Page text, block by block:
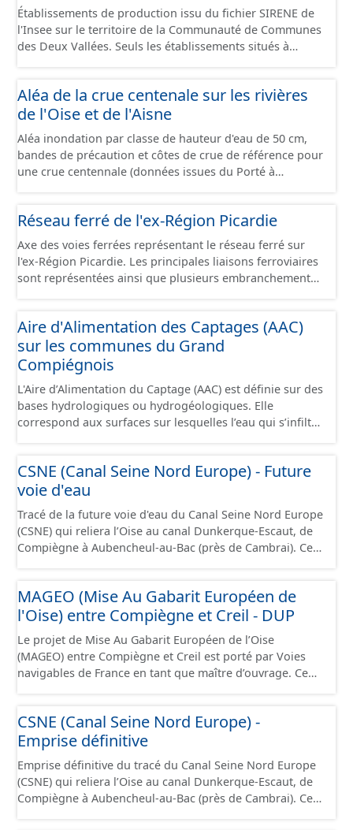
Établissements de production issu du fichier SIRENE de
l'Insee sur le territoire de la Communauté de Communes
des Deux Vallées. Seuls les établissements situés à
conformément aux prescriptions du standard CNIG Sites
Économiques. Ce lot ne contient pas la référence aux
delà des prescriptions du CNIG se limitant aux SCI.
Aléa de la crue centenale sur les rivières
de l'Oise et de l'Aisne
Aléa inondation par classe de hauteur d'eau de 50 cm,
bandes de précaution et côtes de crue de référence pour
une crue centennale (données issues du Porté à
Réseau ferré de l'ex-Région Picardie
Axe des voies ferrées représentant le réseau ferré sur
l'ex-Région Picardie. Les principales liaisons ferroviaires
sont représentées ainsi que plusieurs embranchements
sont désaffectées mais sont toujours physiquement
présentes sur le terrain.
Aire d'Alimentation des Captages (AAC)
sur les communes du Grand
Compiégnois
L'Aire d’Alimentation du Captage (AAC) est définie sur des
bases hydrologiques ou hydrogéologiques. Elle
correspond aux surfaces sur lesquelles l’eau qui s’infiltre
correspond : - pour un ouvrage de prélèvement destiné
à l'eau potable en eau superficielle : au sous-bassin
éventuellement complété par la surface concernée par
l'apport d'eau souterraine externe à ce bassin versant
(ex: nappe de socle ou nappe d'accompagnement des
à l'eau potable en eau souterraine : au bassin
d’alimentation du ou des points d'eau (lieu des points de
la surface du sol qui contribuent à l’alimentation du
captage). Les notions d’« aire d’alimentation » et de «
bassin d’alimentation » de captages (AAC, BAC) sont ici
considérées comme synonymes. Ce jeu de données
des Hospices.
CSNE (Canal Seine Nord Europe) - Future
voie d'eau
Tracé de la future voie d'eau du Canal Seine Nord Europe
(CSNE) qui reliera l’Oise au canal Dunkerque-Escaut, de
Compiègne à Aubencheul-au-Bac (près de Cambrai). Ce
jusque 11,40 mètres de large, pouvant contenir 4 400
tonnes de marchandises, soit l'équivalent de 220
la partie du sud CSNE.
MAGEO (Mise Au Gabarit Européen de
l'Oise) entre Compiègne et Creil - DUP
Le projet de Mise Au Gabarit Européen de l’Oise
(MAGEO) entre Compiègne et Creil est porté par Voies
navigables de France en tant que maître d’ouvrage. Ce
Creil, afin d’accueillir des convois gabarit européen Vb
transportant jusqu’à 4 400 tonnes de marchandises. Ce
projet se situe au débouché sud du canal Seine-Nord
Europe, maillon central de la liaison fluviale Seine-
Escaut. Il s’étend sur 42 kilomètres de linéaire, depuis le
pont SNCF de Compiègne jusqu’à l’écluse de Creil, et
CSNE (Canal Seine Nord Europe) -
Emprise définitive
Emprise définitive du tracé du Canal Seine Nord Europe
(CSNE) qui reliera l’Oise au canal Dunkerque-Escaut, de
Compiègne à Aubencheul-au-Bac (près de Cambrai). Ce